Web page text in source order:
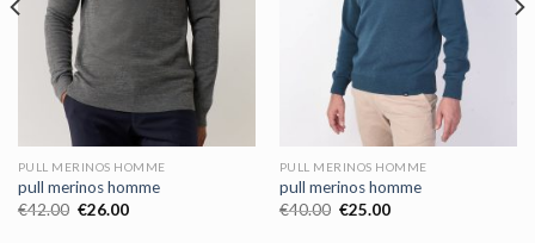
PULL MERINOS HOMME
pull merinos homme
€42.00 €26.00
PULL MERINOS HOMME
pull merinos homme
€40.00 €25.00